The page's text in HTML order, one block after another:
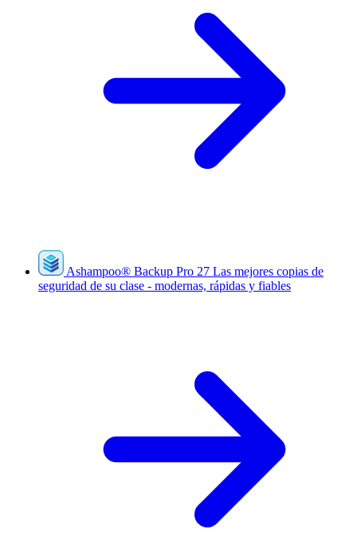
Ashampoo® Backup Pro 27 Las mejores copias de
seguridad de su clase - modernas, rápidas y fiables